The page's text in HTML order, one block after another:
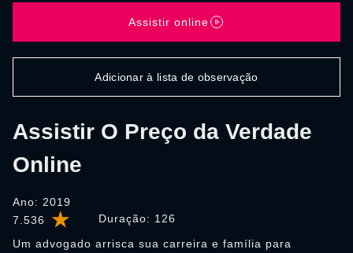
7.536 Duração: 126
Assistir O Preço da Verdade
Online
Ano: 2019
Um advogado arrisca sua carreira e família para
Assistir online
Adicionar à lista de observação